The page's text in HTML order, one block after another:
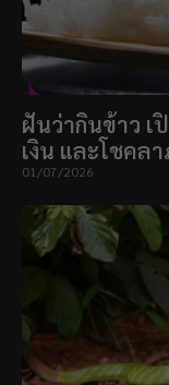
ฝันว่ากินข้าว เ
เงิน และโชคล
01/07/2026